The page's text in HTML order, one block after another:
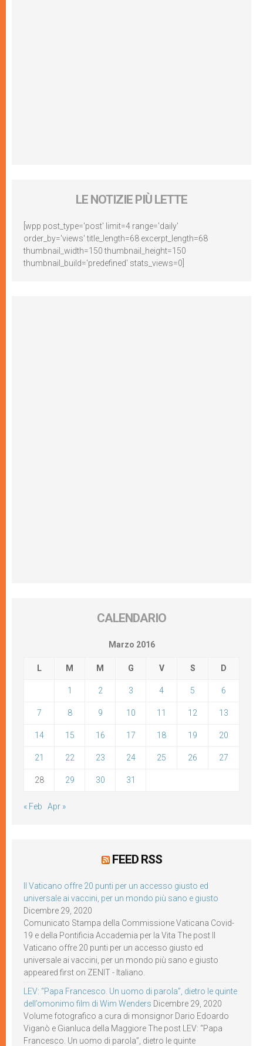
LE NOTIZIE PIÙ LETTE
[wpp post_type='post' limit=4 range='daily'
order_by='views' title_length=68 excerpt_length=68
thumbnail_width=150 thumbnail_height=150
thumbnail_build='predefined' stats_views=0]
CALENDARIO
Marzo 2016
L M M G V S D
1 2 3 4 5 6
7 8 9 10 11 12 13
14 15 16 17 18 19 20
21 22 23 24 25 26 27
28 29 30 31
« Feb Apr »
FEED RSS
Il Vaticano offre 20 punti per un accesso giusto ed
universale ai vaccini, per un mondo più sano e giusto
Dicembre 29, 2020
Comunicato Stampa della Commissione Vaticana Covid-
19 e della Pontificia Accademia per la Vita The post Il
Vaticano offre 20 punti per un accesso giusto ed
universale ai vaccini, per un mondo più sano e giusto
appeared first on ZENIT - Italiano.
LEV: “Papa Francesco. Un uomo di parola”, dietro le quinte
dell’omonimo film di Wim Wenders Dicembre 29, 2020
Volume fotografico a cura di monsignor Dario Edoardo
Viganò e Gianluca della Maggiore The post LEV: “Papa
Francesco. Un uomo di parola”, dietro le quinte